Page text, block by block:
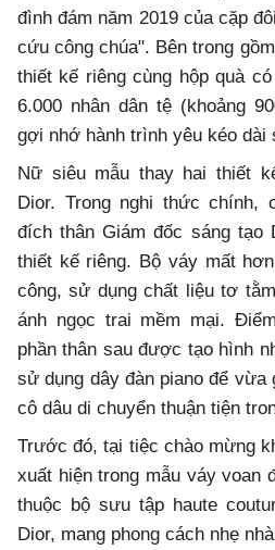
đình đám năm 2019 của cặp
cứu công chúa". Bên trong
thiết kế riêng cùng hộp quà
6.000 nhân dân tệ (khoảng
gợi nhớ hành trình yêu kéo dài
Nữ siêu mẫu thay hai thiết
Dior. Trong nghi thức
đích thân Giám đốc sáng tạo
thiết kế riêng. Bộ váy mất
công, sử dụng chất liệu tơ
ánh ngọc trai mềm mại.
phần thân sau được tạo hình
sử dụng dây đàn piano để vừa
cô dâu di chuyển thuận tiện
Trước đó, tại tiệc chào mừng
xuất hiện trong mẫu váy voan
thuộc bộ sưu tập haute
Dior, mang phong cách nhẹ